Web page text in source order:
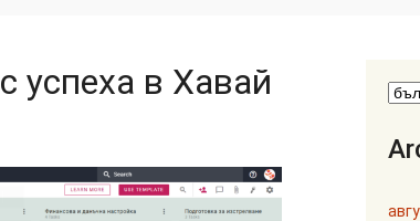
успеха в Хавай